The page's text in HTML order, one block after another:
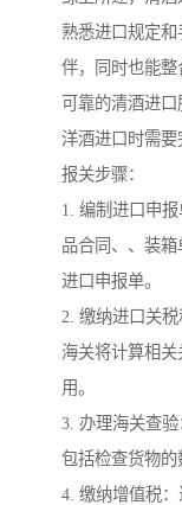
熟悉进口规定
伴，同时也能整
可靠的清酒进口
洋酒进口时需
报关步骤：
1. 编制进口申
品合同、、装
进口申报单。
2. 缴纳进口关
海关将计算相
用。
3. 办理海关查验
包括检查货物的
4. 缴纳增值税：